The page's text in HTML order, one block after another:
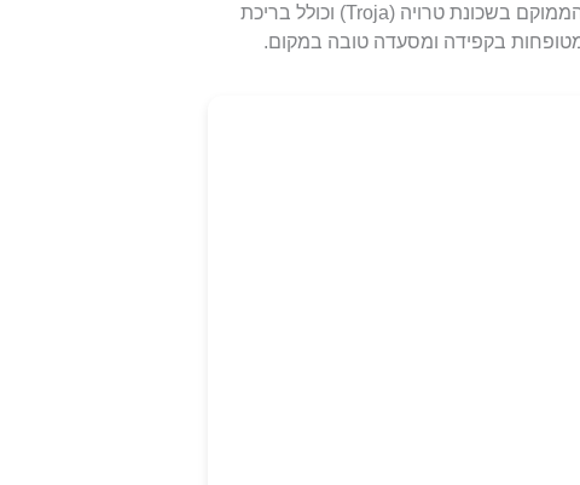
זהו אחד האתרים המדורגים והמסודרים ביותר בעיר הממוקם בשכונת טרויה (Troja) וכולל בריכת
בקפידה ומסעדה טובה במקום.